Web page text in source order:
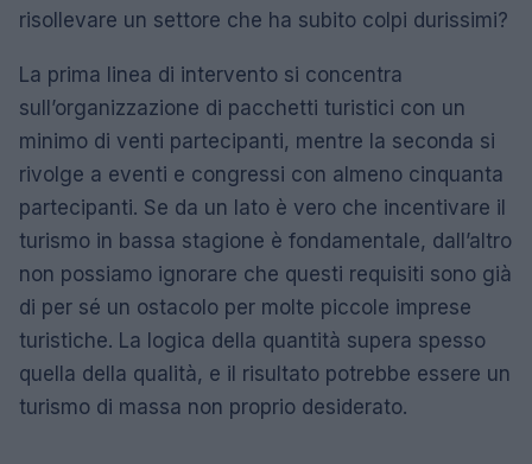
risollevare un settore che ha subito colpi durissimi?
La prima linea di intervento si concentra
sull’organizzazione di pacchetti turistici con un
minimo di venti partecipanti, mentre la seconda si
rivolge a eventi e congressi con almeno cinquanta
partecipanti. Se da un lato è vero che incentivare il
turismo in bassa stagione è fondamentale, dall’altro
non possiamo ignorare che questi requisiti sono già
di per sé un ostacolo per molte piccole imprese
turistiche. La logica della quantità supera spesso
quella della qualità, e il risultato potrebbe essere un
turismo di massa non proprio desiderato.